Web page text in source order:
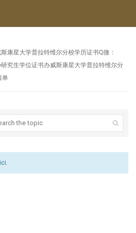
康星大学普拉特维尔分校学历证书Q微：
究生学位证书办威斯康星大学普拉特维尔分
单